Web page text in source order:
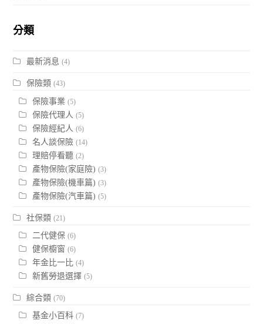
分類
最新消息 (4)
保險類 (43)
保險事業 (5)
保險代理人 (5)
保險經紀人 (6)
名人談保險 (14)
理賠停看聽 (2)
產物保險(家庭險) (3)
產物保險(機車篇) (3)
產物保險(汽車篇) (5)
社保類 (21)
二代健保 (6)
健保櫥窗 (6)
年金比一比 (4)
新舊勞退選擇 (5)
綜合類 (70)
基金小百科 (7)